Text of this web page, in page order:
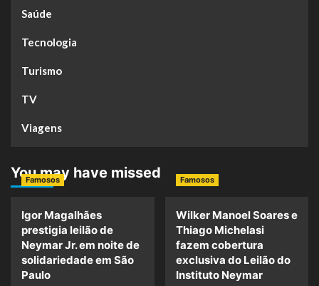
Saúde
Tecnologia
Turismo
TV
Viagens
You may have missed
Famosos
Igor Magalhães
prestigia leilão de
Neymar Jr. em noite de
solidariedade em São
Paulo
Famosos
Wilker Manoel Soares e
Thiago Michelasi
fazem cobertura
exclusiva do Leilão do
Instituto Neymar